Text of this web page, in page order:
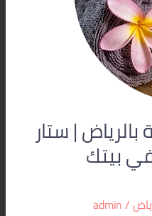
| ستار
بيتك
/
admin